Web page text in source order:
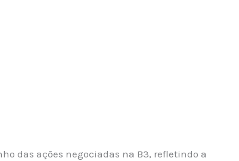
das ações negociadas na B3, refletindo a